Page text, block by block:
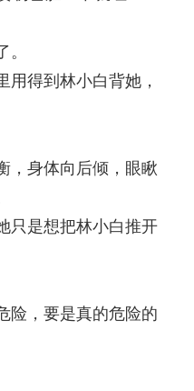
。
用得到林小白背她，
，身体向后倾，眼瞅
只是想把林小白推开
险，要是真的危险的